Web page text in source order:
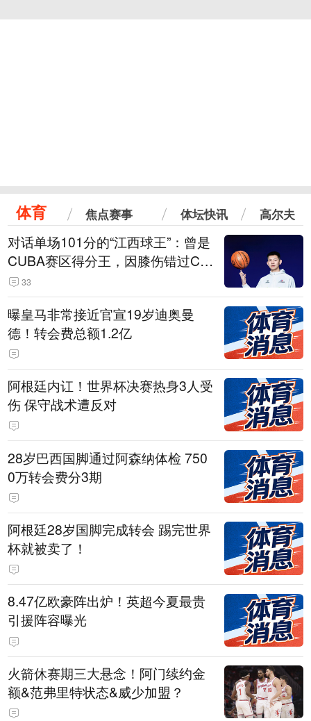
体育 焦点赛事 体坛快讯 高尔夫
对话单场101分的“江西球王”：曾是
CUBA赛区得分王，因膝伤错过CB
A选秀
33
曝皇马非常接近官宣19岁迪奥曼
德！转会费总额1.2亿
阿根廷内讧！世界杯决赛热身3人受
伤 保守战术遭反对
28岁巴西国脚通过阿森纳体检 750
0万转会费分3期
阿根廷28岁国脚完成转会 踢完世界
杯就被卖了！
8.47亿欧豪阵出炉！英超今夏最贵
引援阵容曝光
火箭休赛期三大悬念！阿门续约金
额&范弗里特状态&威少加盟？